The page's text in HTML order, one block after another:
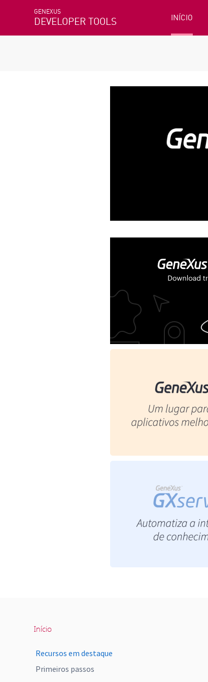
GENEXUS
DEVELOPER TOOLS INÍCIO
Início
Recursos em destaque
Primeiros passos